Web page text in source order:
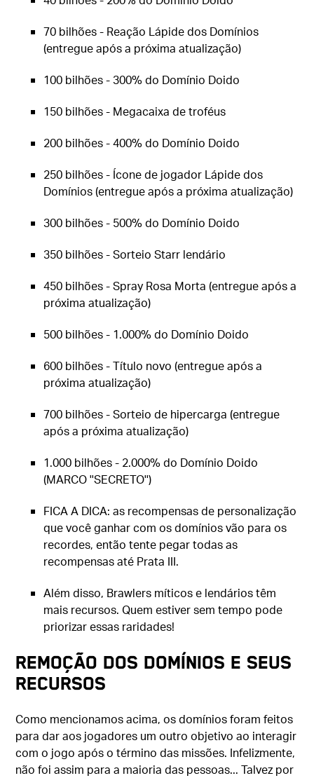
70 bilhões - Reação Lápide dos Domínios
(entregue após a próxima atualização)
100 bilhões - 300% do Domínio Doido
150 bilhões - Megacaixa de troféus
200 bilhões - 400% do Domínio Doido
250 bilhões - Ícone de jogador Lápide dos
Domínios (entregue após a próxima atualização)
300 bilhões - 500% do Domínio Doido
350 bilhões - Sorteio Starr lendário
450 bilhões - Spray Rosa Morta (entregue após a
próxima atualização)
500 bilhões - 1.000% do Domínio Doido
600 bilhões - Título novo (entregue após a
próxima atualização)
700 bilhões - Sorteio de hipercarga (entregue
após a próxima atualização)
1.000 bilhões - 2.000% do Domínio Doido
(MARCO ''SECRETO'')
FICA A DICA: as recompensas de personalização
que você ganhar com os domínios vão para os
recordes, então tente pegar todas as
recompensas até Prata III.
Além disso, Brawlers míticos e lendários têm
mais recursos. Quem estiver sem tempo pode
priorizar essas raridades!
Remoção dos domínios e seus
recursos
Como mencionamos acima, os domínios foram feitos
para dar aos jogadores um outro objetivo ao interagir
com o jogo após o término das missões. Infelizmente,
não foi assim para a maioria das pessoas... Talvez por